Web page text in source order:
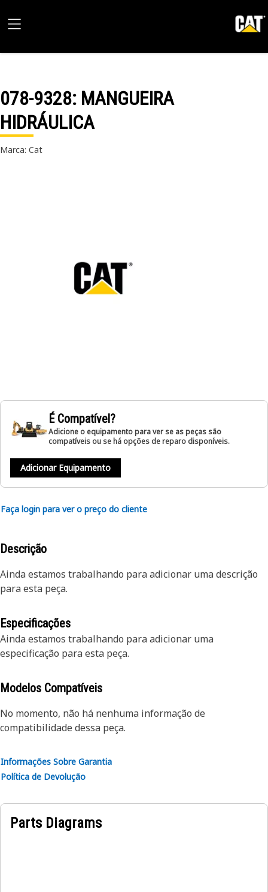
078-9328: MANGUEIRA
HIDRÁULICA
Marca: Cat
É Compatível?
Adicione o equipamento para ver se as peças são
compatíveis ou se há opções de reparo disponíveis.
Adicionar Equipamento
Faça login para ver o preço do cliente
Descrição
Ainda estamos trabalhando para adicionar uma descrição
para esta peça.
Especificações
Ainda estamos trabalhando para adicionar uma
especificação para esta peça.
Modelos Compatíveis
No momento, não há nenhuma informação de
compatibilidade dessa peça.
Informações Sobre Garantia
Política de Devolução
Parts Diagrams